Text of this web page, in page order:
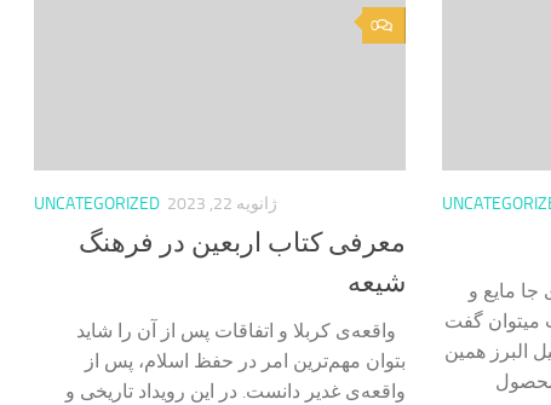
0
UNCATEGORIZED ژانویه 22, 2023
معرفی کتاب اربعین در فرهنگ
شیعه
واقعه‌ی کربلا و اتفاقات پس از آن را شاید
بتوان مهم‌ترین امر در حفظ اسلام، پس از
واقعه‌ی غدیر دانست. در این رویداد تاریخی و
دارای جا مایع و
جرات میتوان گفت
البرز همین